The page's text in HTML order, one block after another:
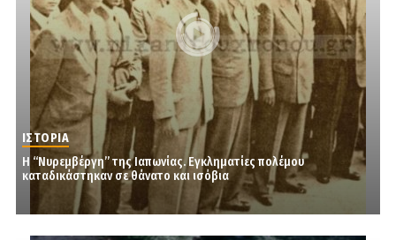
ΙΣΤΟΡΙΑ
Η “Νυρεμβέργη” της Ιαπωνίας. Εγκληματίες πολέμου
καταδικάστηκαν σε θάνατο και ισόβια